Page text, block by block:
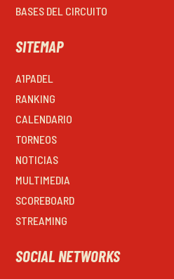
BASES DEL CIRCUITO
SITEMAP
A1PADEL
RANKING
CALENDARIO
TORNEOS
NOTICIAS
MULTIMEDIA
SCOREBOARD
STREAMING
SOCIAL NETWORKS